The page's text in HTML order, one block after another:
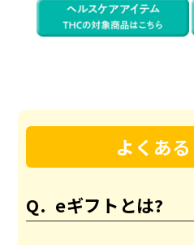
よくあ
eギフトとは?